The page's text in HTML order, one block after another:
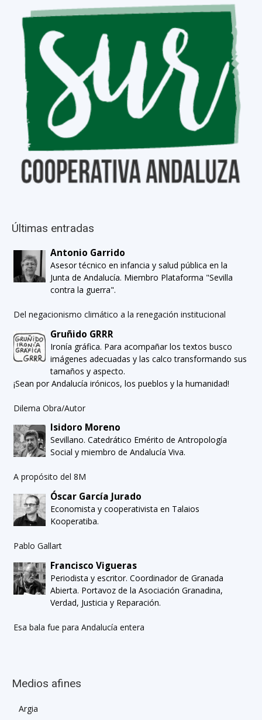
Últimas entradas
Antonio Garrido
Asesor técnico en infancia y salud pública en la
Junta de Andalucía. Miembro Plataforma "Sevilla
contra la guerra".
Del negacionismo climático a la renegación institucional
Gruñido GRRR
Ironía gráfica. Para acompañar los textos busco
imágenes adecuadas y las calco transformando sus
tamaños y aspecto.
¡Sean por Andalucía irónicos, los pueblos y la humanidad!
Dilema Obra/Autor
Isidoro Moreno
Sevillano. Catedrático Emérito de Antropología
Social y miembro de Andalucía Viva.
A propósito del 8M
Óscar García Jurado
Economista y cooperativista en Talaios
Kooperatiba.
Pablo Gallart
Francisco Vigueras
Periodista y escritor. Coordinador de Granada
Abierta. Portavoz de la Asociación Granadina,
Verdad, Justicia y Reparación.
Esa bala fue para Andalucía entera
Medios afines
Argia